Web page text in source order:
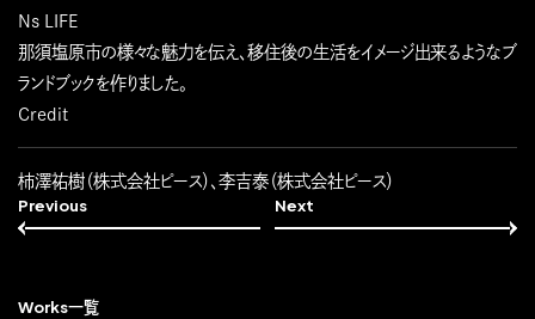
Next
Previous
Works一覧
Ns LIFE
那須塩原市の様々な魅力を伝え、移住後の生活をイメージ出来るようなブ
ランドブックを作りました。
Credit
柿澤祐樹（株式会社ピース）、李吉泰（株式会社ピース）